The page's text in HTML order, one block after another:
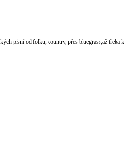
písní od folku, country, přes bluegrass,až třeba k